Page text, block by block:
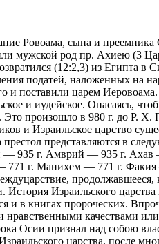
Ровоама, сына и преемника
мужской род пр. Ахиею (3
(12:2,3) из Египта в
податей, наложенных на
и поставили царем
и иудейское. Опасаясь,
произошло в 980 г. до Р. Х.
и Израильское царство
представляются в
— 935 г. Амврий — 935 г.
г. Манихем — 771 г.
продолжавшееся,
Израильского царства
и в книгах пророческих.
нравственными качествами
Осии признал над собою
царства, после